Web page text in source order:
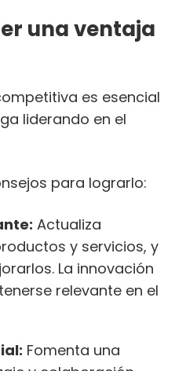
una ventaja
es esencial
liderando en el
para lograrlo:
Actualiza
y servicios, y
La innovación
relevante en el
Fomenta una